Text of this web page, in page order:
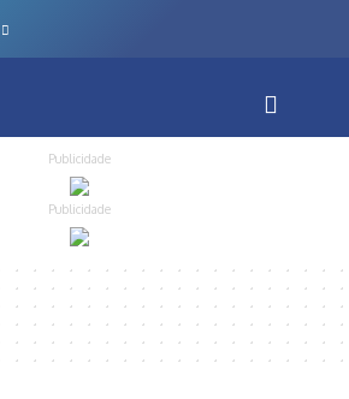
Publicidade
Publicidade